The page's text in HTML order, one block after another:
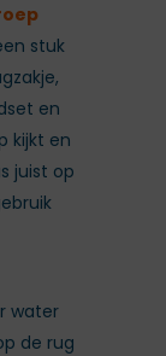
stuk
en
kijkt en
juist op
water
de rug